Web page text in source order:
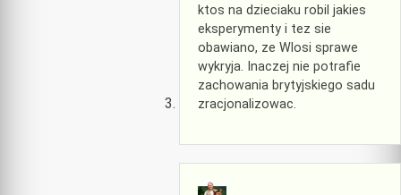
ktos na dzieciaku robil jakies
eksperymenty i tez sie
obawiano, ze Wlosi sprawe
wykryja. Inaczej nie potrafie
zachowania brytyjskiego sadu
zracjonalizowac.